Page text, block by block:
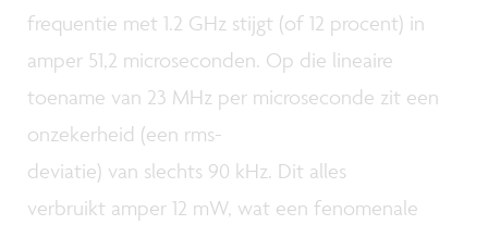
frequentie met 1.2 GHz stijgt (of 12 procent) in
amper 51,2 microseconden. Op die lineaire
toename van 23 MHz per microseconde zit een
onzekerheid (een rms-
deviatie) van slechts 90 kHz. Dit alles
verbruikt amper 12 mW, wat een fenomenale